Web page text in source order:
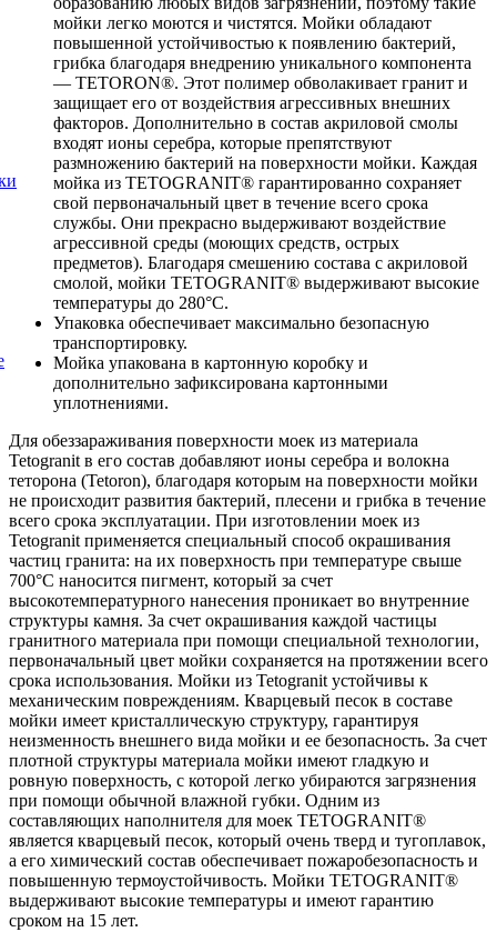
мойки легко моются и чистятся. Мойки обладают
повышенной устойчивостью к появлению бактерий,
грибка благодаря внедрению уникального компонента
— TETORON®. Этот полимер обволакивает гранит и
защищает его от воздействия агрессивных внешних
факторов. Дополнительно в состав акриловой смолы
входят ионы серебра, которые препятствуют
размножению бактерий на поверхности мойки. Каждая
мойка из TETOGRANIT® гарантированно сохраняет
свой первоначальный цвет в течение всего срока
службы. Они прекрасно выдерживают воздействие
агрессивной среды (моющих средств, острых
предметов). Благодаря смешению состава с акриловой
смолой, мойки TETOGRANIT® выдерживают высокие
температуры до 280°С.
Упаковка обеспечивает максимально безопасную
транспортировку.
Мойка упакована в картонную коробку и
дополнительно зафиксирована картонными
уплотнениями.
Для обеззараживания поверхности моек из материала
Tetogranit в его состав добавляют ионы серебра и волокна
теторона (Tetoron), благодаря которым на поверхности мойки
не происходит развития бактерий, плесени и грибка в течение
всего срока эксплуатации. При изготовлении моек из
Tetogranit применяется специальный способ окрашивания
частиц гранита: на их поверхность при температуре свыше
700°С наносится пигмент, который за счет
высокотемпературного нанесения проникает во внутренние
структуры камня. За счет окрашивания каждой частицы
гранитного материала при помощи специальной технологии,
первоначальный цвет мойки сохраняется на протяжении всего
срока использования. Мойки из Tetogranit устойчивы к
механическим повреждениям. Кварцевый песок в составе
мойки имеет кристаллическую структуру, гарантируя
неизменность внешнего вида мойки и ее безопасность. За счет
плотной структуры материала мойки имеют гладкую и
ровную поверхность, с которой легко убираются загрязнения
при помощи обычной влажной губки. Одним из
составляющих наполнителя для моек TETOGRANIT®
является кварцевый песок, который очень тверд и тугоплавок,
а его химический состав обеспечивает пожаробезопасность и
повышенную термоустойчивость. Мойки TETOGRANIT®
выдерживают высокие температуры и имеют гарантию
сроком на 15 лет.